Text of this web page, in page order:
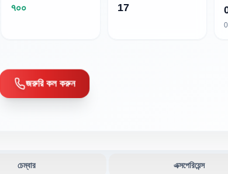
৭০০ 17
0
জরুরি কল করুন
চেম্বার এক্সপেরিয়েন্স